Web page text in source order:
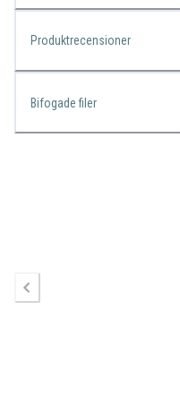
Produktrecensioner
Bifogade filer